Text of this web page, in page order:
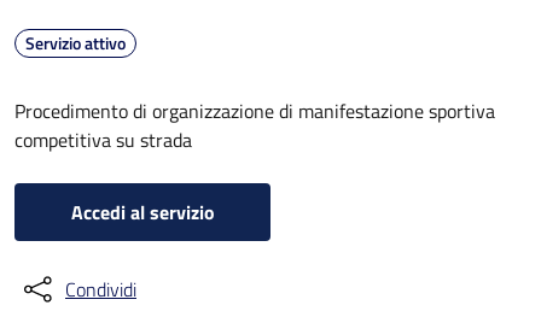
Servizio attivo
Procedimento di organizzazione di manifestazione sportiva
competitiva su strada
Accedi al servizio
Condividi